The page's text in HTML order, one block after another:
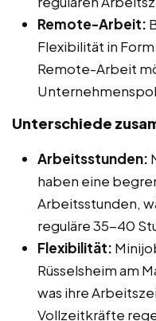
Remote-Arbeit:
Flexibilität in
Remote-Arbeit
Unterschiede
Arbeitsstunden:
haben eine
Arbeitsstunden,
reguläre 35-40
Flexibilität:
Rüsselsheim am
was ihre
Vollzeitkräfte